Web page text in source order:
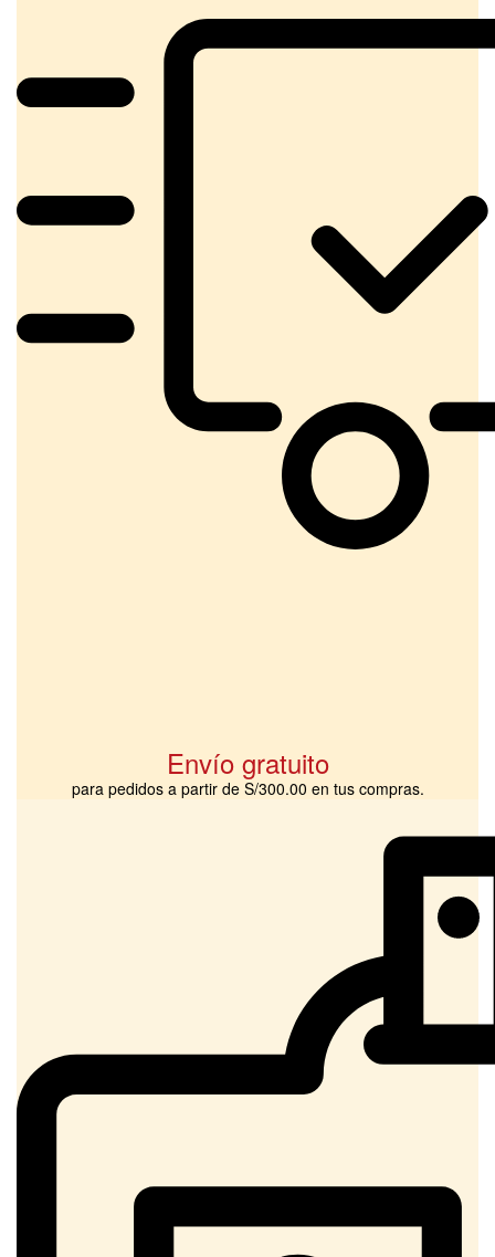
Envío gratuito
para pedidos a partir de S/300.00 en tus compras.